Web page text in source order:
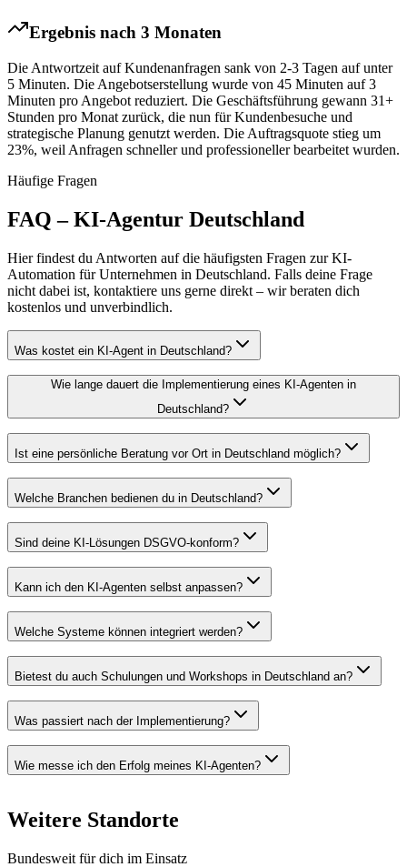
Ergebnis nach 3 Monaten
Die Antwortzeit auf Kundenanfragen sank von 2-3 Tagen auf unter
5 Minuten. Die Angebotserstellung wurde von 45 Minuten auf 3
Minuten pro Angebot reduziert. Die Geschäftsführung gewann 31+
Stunden pro Monat zurück, die nun für Kundenbesuche und
strategische Planung genutzt werden. Die Auftragsquote stieg um
23%, weil Anfragen schneller und professioneller bearbeitet wurden.
Häufige Fragen
FAQ – KI-Agentur Deutschland
Hier findest du Antworten auf die häufigsten Fragen zur KI-
Automation für Unternehmen in Deutschland. Falls deine Frage
nicht dabei ist, kontaktiere uns gerne direkt – wir beraten dich
kostenlos und unverbindlich.
Was kostet ein KI-Agent in Deutschland?
Wie lange dauert die Implementierung eines KI-Agenten in
Deutschland?
Ist eine persönliche Beratung vor Ort in Deutschland möglich?
Welche Branchen bedienen du in Deutschland?
Sind deine KI-Lösungen DSGVO-konform?
Kann ich den KI-Agenten selbst anpassen?
Welche Systeme können integriert werden?
Bietest du auch Schulungen und Workshops in Deutschland an?
Was passiert nach der Implementierung?
Wie messe ich den Erfolg meines KI-Agenten?
Weitere Standorte
Bundesweit für dich im Einsatz